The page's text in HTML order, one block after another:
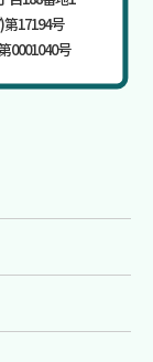
17194号
0001040号